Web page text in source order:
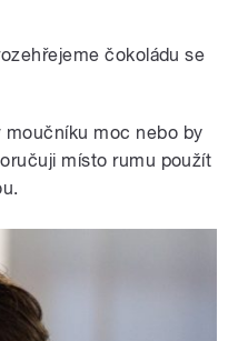
čokoládu se
moučníku moc nebo by
místo rumu použít